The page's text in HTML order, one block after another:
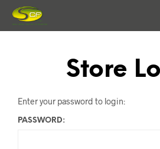
Store
Enter your password to login:
PASSWORD: